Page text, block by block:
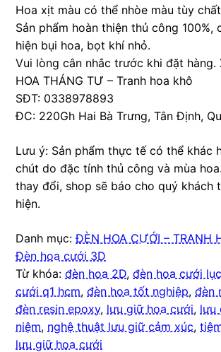
Hoa xịt màu có thể nhòe màu tùy
Sản phẩm hoàn thiện thủ công 100%,
hiện bụi hoa, bọt khí nhỏ.
Vui lòng cân nhắc trước khi đặt hàng.
HOA THÁNG TƯ – Tranh hoa khô
SĐT: 0338978893
ĐC: 220Gh Hai Bà Trưng, Tân Định,
Lưu ý: Sản phẩm thực tế có thể khác
chút do đặc tính thủ công và mùa
thay đổi, shop sẽ báo cho quý khách
hiện.
Danh mục:ĐÈN HOA CƯỚI – TRANH
Đèn hoa cưới 3D
Từ khóa:đèn hoa 2D,đèn hoa cưới
cưới q1 hcm,đèn hoa tốt nghiệp,đèn
đèn resin epoxy, lưu giữ hoa cưới, lưu
niệm, nghệ thuật lưu giữ cảm xúc,
lưu giữ hoa cưới